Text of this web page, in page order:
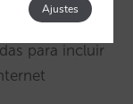
utilizan las
para incluir
Ajustes